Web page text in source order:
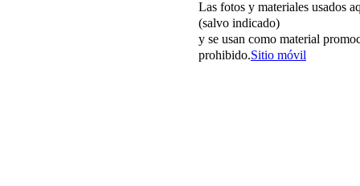
Las fotos y materiales usados
(salvo indicado)
y se usan como material
prohibido.Sitio móvil